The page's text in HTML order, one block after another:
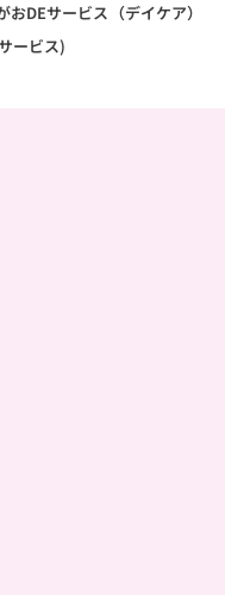
おDEサービス（デイケア）
ービス)